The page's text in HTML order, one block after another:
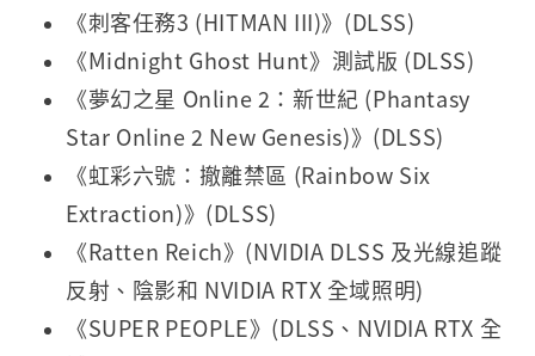
《刺客任務3 (HITMAN III)》(DLSS)
《Midnight Ghost Hunt》測試版 (DLSS)
《夢幻之星 Online 2：新世紀 (Phantasy
Star Online 2 New Genesis)》(DLSS)
《虹彩六號：撤離禁區 (Rainbow Six
Extraction)》(DLSS)
《Ratten Reich》(NVIDIA DLSS 及光線追蹤
反射、陰影和 NVIDIA RTX 全域照明)
《SUPER PEOPLE》(DLSS、NVIDIA RTX 全